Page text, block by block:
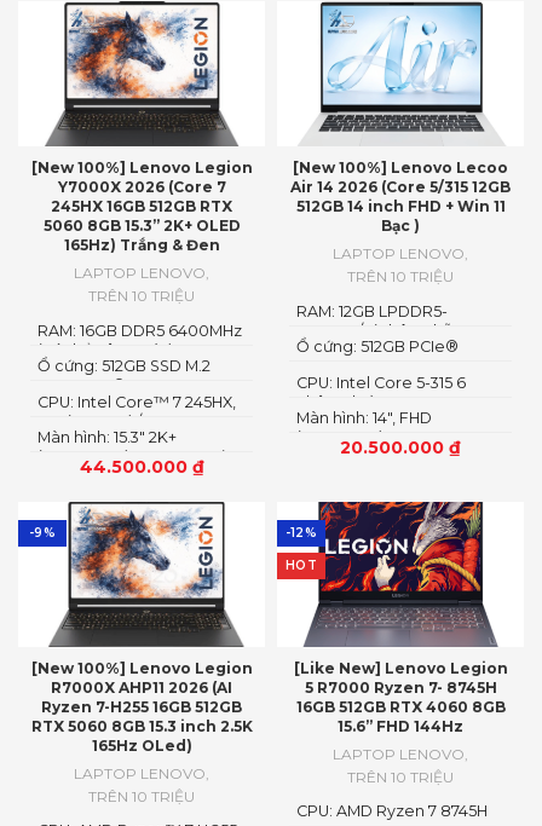
[New 100%] Lenovo Legion
Y7000X 2026 (Core 7
245HX 16GB 512GB RTX
5060 8GB 15.3” 2K+ OLED
165Hz) Trắng & Đen
LAPTOP LENOVO,
TRÊN 10 TRIỆU
44.500.000 ₫
Màn hình: 15.3″ 2K+
(2560×1600) OLED 1100nits
(peak) / 500nits (typical)
G-SYNC®, DisplayHDR™
True Black 1000
CPU: Intel Core™ 7 245HX,
14C (6P + 8E) / 14T
Ổ cứng: 512GB SSD M.2
2242 PCIe® 4.0×4 NVMe
RAM: 16GB DDR5 6400MHz
(có thể nâng cấp)
[New 100%] Lenovo Lecoo
Air 14 2026 (Core 5/315 12GB
512GB 14 inch FHD + Win 11
Bạc )
LAPTOP LENOVO,
TRÊN 10 TRIỆU
20.500.000 ₫
Màn hình: 14″, FHD
(1920x1200) IPS, 16:10
CPU: Intel Core 5-315 6
nhân 6 luồng
Ổ cứng: 512GB PCIe®
RAM: 12GB LPDDR5-
5600MT/s (Không hỗ trợ
nâng cấp)
-9%
[New 100%] Lenovo Legion
R7000X AHP11 2026 (AI
Ryzen 7-H255 16GB 512GB
RTX 5060 8GB 15.3 inch 2.5K
165Hz OLed)
LAPTOP LENOVO,
TRÊN 10 TRIỆU
-12%
HOT
[Like New] Lenovo Legion
5 R7000 Ryzen 7- 8745H
16GB 512GB RTX 4060 8GB
15.6” FHD 144Hz
LAPTOP LENOVO,
TRÊN 10 TRIỆU
CPU: AMD Ryzen 7 8745H